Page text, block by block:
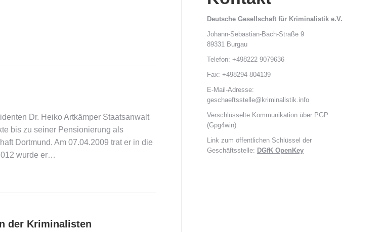
Dr. Heiko Artkämper Staatsanwalt
zu seiner Pensionierung als
Dortmund. Am 07.04.2009 trat er in die
wurde er…
der Kriminalisten
Deutsche Gesellschaft für Kriminalistik e.V.
Johann-Sebastian-Bach-Straße 9
89331 Burgau
Telefon: +498222 9079636
Fax: +498294 804139
E-Mail-Adresse:
geschaeftsstelle@kriminalistik.info
Verschlüsselte Kommunikation über PGP
(Gpg4win)
Link zum öffentlichen Schlüssel der
Geschäftsstelle: DGfK OpenKey